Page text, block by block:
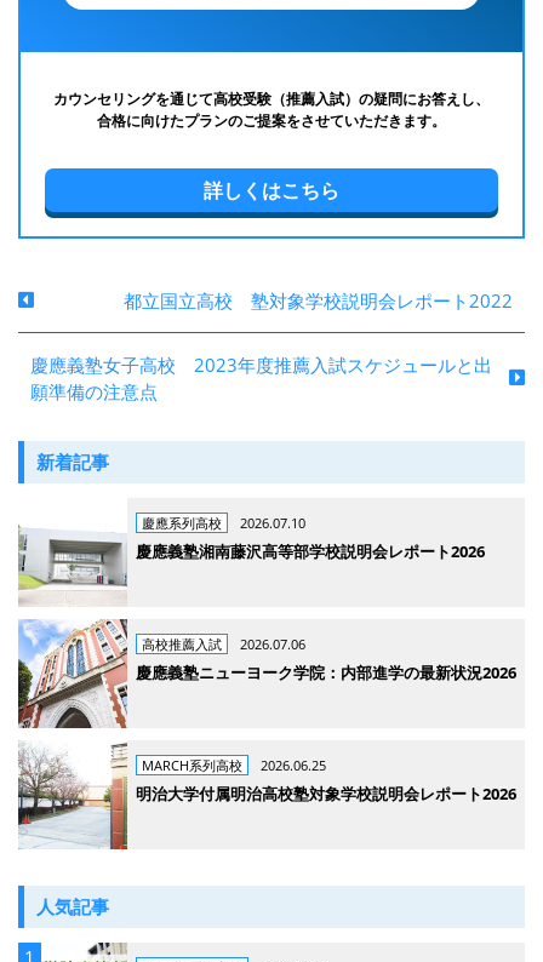
カウンセリングを通じて高校受験（推薦入試）の疑問にお答えし、
合格に向けたプランのご提案をさせていただきます。
詳しくはこちら
都立国立高校 塾対象学校説明会レポート2022
慶應義塾女子高校 2023年度推薦入試スケジュールと出
願準備の注意点
新着記事
慶應系列高校 2026.07.10
慶應義塾湘南藤沢高等部学校説明会レポート2026
高校推薦入試 2026.07.06
慶應義塾ニューヨーク学院：内部進学の最新状況2026
MARCH系列高校 2026.06.25
明治大学付属明治高校塾対象学校説明会レポート2026
人気記事